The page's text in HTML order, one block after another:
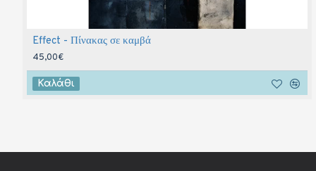
Effect - Πίνακας σε καμβά
45,00€
Καλάθι